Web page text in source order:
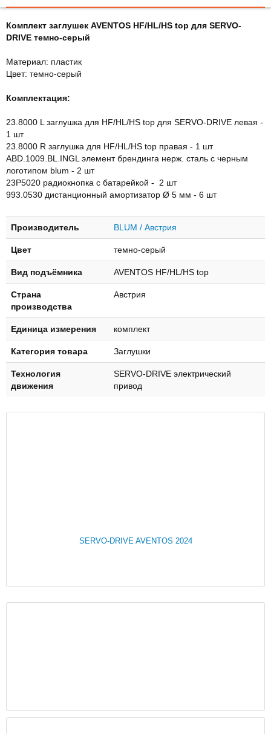
Комплект заглушек AVENTOS HF/HL/HS top для SERVO-
DRIVE темно-серый
Материал: пластик
Цвет: темно-серый
Комплектация:
23.8000 L заглушка для HF/HL/HS top для SERVO-DRIVE левая -
1 шт
23.8000 R заглушка для HF/HL/HS top правая - 1 шт
ABD.1009.BL.INGL элемент брендинга нерж. сталь с черным
логотипом blum - 2 шт
23P5020 радиокнопка с батарейкой - 2 шт
993.0530 дистанционный амортизатор Ø 5 мм - 6 шт
Производитель BLUM / Австрия
Цвет темно-серый
Вид подъёмника AVENTOS HF/HL/HS top
Страна
производства
Австрия
Единица измерения комплект
Категория товара Заглушки
Технология
движения
SERVO-DRIVE электрический
привод
SERVO-DRIVE AVENTOS 2024